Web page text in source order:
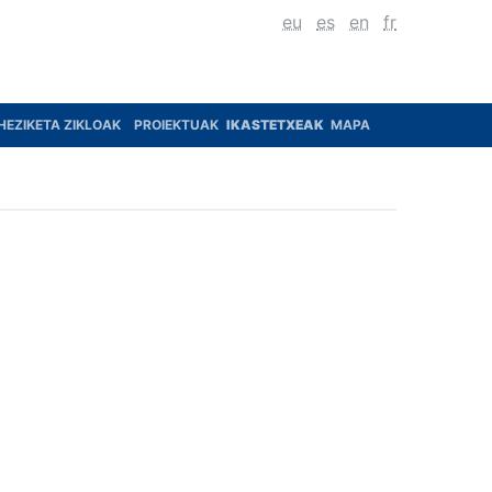
eu es en fr
ZIKLOAK PROIEKTUAK IKASTETXEAK MAPA